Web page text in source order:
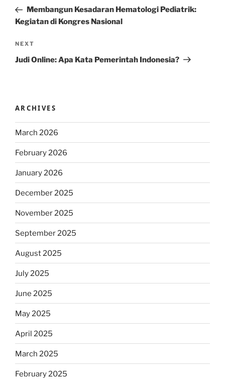
PostMembangun Kesadaran Hematologi Pediatrik:
Kegiatan di Kongres Nasional
Next
Post
NEXT
Judi Online: Apa Kata Pemerintah Indonesia?
ARCHIVES
March 2026
February 2026
January 2026
December 2025
November 2025
September 2025
August 2025
July 2025
June 2025
May 2025
April 2025
March 2025
February 2025